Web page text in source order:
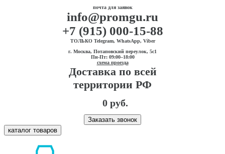
почта для заявок
info@promgu.ru
+7 (915) 000-15-88
ТОЛЬКО Telegram, WhatsApp, Viber
г. Москва, Потаповский переулок, 5с1
Пн-Пт: 09:00–18:00
схема проезда
Доставка по всей
территории РФ
0 руб.
Заказать звонок
каталог товаров